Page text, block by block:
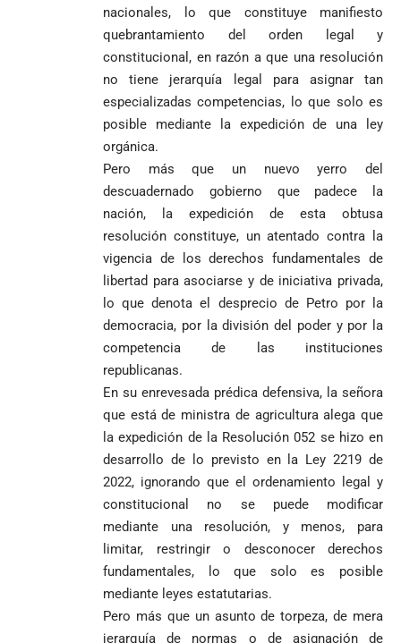
nacionales, lo que constituye manifiesto
quebrantamiento del orden legal y
constitucional, en razón a que una resolución
no tiene jerarquía legal para asignar tan
especializadas competencias, lo que solo es
posible mediante la expedición de una ley
orgánica.
Pero más que un nuevo yerro del
descuadernado gobierno que padece la
nación, la expedición de esta obtusa
resolución constituye, un atentado contra la
vigencia de los derechos fundamentales de
libertad para asociarse y de iniciativa privada,
lo que denota el desprecio de Petro por la
democracia, por la división del poder y por la
competencia de las instituciones
republicanas.
En su enrevesada prédica defensiva, la señora
que está de ministra de agricultura alega que
la expedición de la Resolución 052 se hizo en
desarrollo de lo previsto en la Ley 2219 de
2022, ignorando que el ordenamiento legal y
constitucional no se puede modificar
mediante una resolución, y menos, para
limitar, restringir o desconocer derechos
fundamentales, lo que solo es posible
mediante leyes estatutarias.
Pero más que un asunto de torpeza, de mera
jerarquía de normas o de asignación de
Caninos de la
Policía
frustran envío
de 20 kilos de
cocaína
ocultos en
Fico Gutiérrez
denuncia
presiones
para asistir a
evento de
Petro en
Medellín
durante
Antioquia VER MÁS
Tarso revive el
legado del beato
Jesús Aníbal
Gómez a 90 años
de su martirio
El papa León XIV
nombra al padre
Diego Luis Rendón
Urrea como nuevo
obispo de Jericó
Política VER
Gustavo Petro
pide sacar a
Angie
Rodríguez tras
sus denuncias
de corrupción
y la llama
“Gran
Manipuladora”
Iván Cepeda
reconoce el
Deportes VER
Luis Díaz
divide las
redes por su
visita familiar
a Abelardo de
la Espriella
El golazo de
Sidny Lopes
Cabral de
Columnistas
La espada que
Petro usó para
MOTORES, LA
Iglesia VER MÁS
Tarso revive el
legado del beato
Jesús Aníbal
Gómez a 90 años
de su martirio
1
El papa León XIV